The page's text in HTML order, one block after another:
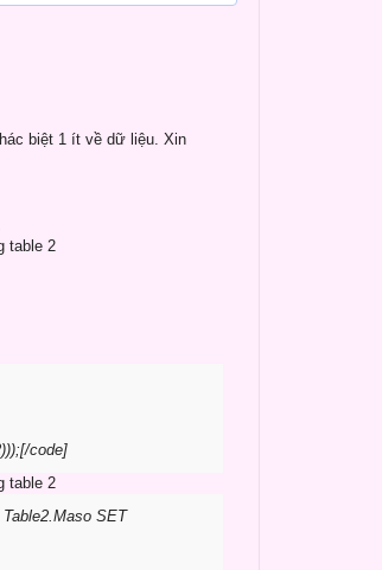
biệt 1 ít về dữ liệu. Xin
table 2
code]
table 2
SET